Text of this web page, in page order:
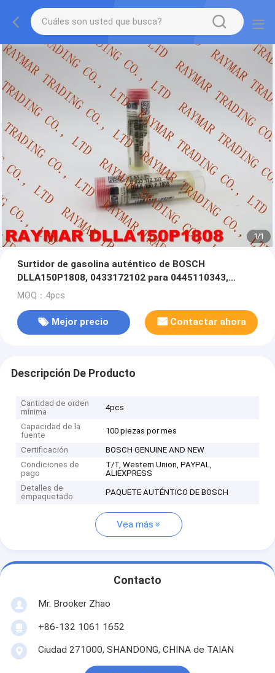
1/1
Surtidor de gasolina auténtico de BOSCH
DLLA150P1808, 0433172102 para 0445110343,
0445110412
MOQ：4pcs
Mejor precio Contactar ahora
Descripción De Producto
Cantidad de orden
mínima
4pcs
Capacidad de la
fuente
100 piezas por mes
Certificación
BOSCH GENUINE AND NEW
Condiciones de
pago
T/T, Western Union, PAYPAL,
ALIEXPRESS
Detalles de
empaquetado
PAQUETE AUTÉNTICO DE BOSCH
Vea más
Contacto
Mr. Brooker Zhao
+86-132 1061 1652
Ciudad 271000, SHANDONG, CHINA de TAIAN